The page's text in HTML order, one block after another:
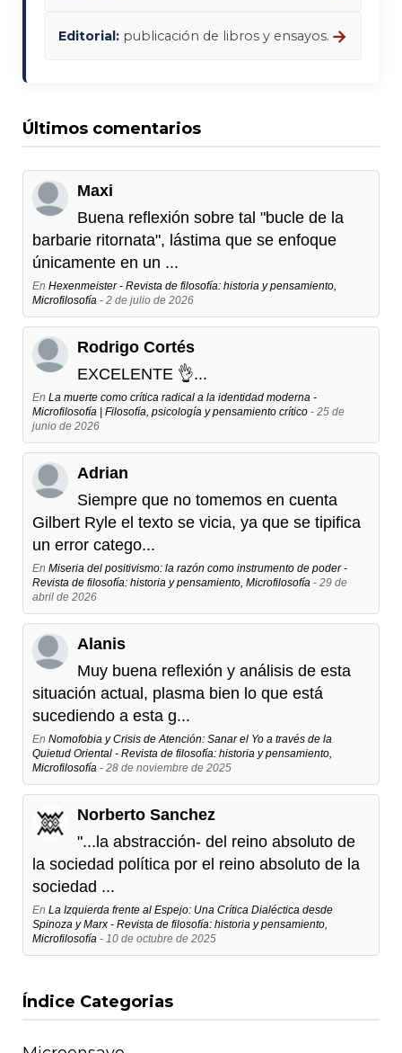
Editorial: publicación de libros y ensayos. →
Últimos comentarios
Maxi
Buena reflexión sobre tal "bucle de la
barbarie ritornata", lástima que se enfoque
únicamente en un ...
En Hexenmeister - Revista de filosofía: historia y pensamiento,
Microfilosofía - 2 de julio de 2026
Rodrigo Cortés
EXCELENTE 👌...
En La muerte como crítica radical a la identidad moderna -
Microfilosofía | Filosofía, psicología y pensamiento crítico - 25 de
junio de 2026
Adrian
Siempre que no tomemos en cuenta
Gilbert Ryle el texto se vicia, ya que se tipifica
un error catego...
En Miseria del positivismo: la razón como instrumento de poder -
Revista de filosofía: historia y pensamiento, Microfilosofía - 29 de
abril de 2026
Alanis
Muy buena reflexión y análisis de esta
situación actual, plasma bien lo que está
sucediendo a esta g...
En Nomofobia y Crisis de Atención: Sanar el Yo a través de la
Quietud Oriental - Revista de filosofía: historia y pensamiento,
Microfilosofía - 28 de noviembre de 2025
Norberto Sanchez
"...la abstracción- del reino absoluto de
la sociedad política por el reino absoluto de la
sociedad ...
En La Izquierda frente al Espejo: Una Crítica Dialéctica desde
Spinoza y Marx - Revista de filosofía: historia y pensamiento,
Microfilosofía - 10 de octubre de 2025
Índice Categorias